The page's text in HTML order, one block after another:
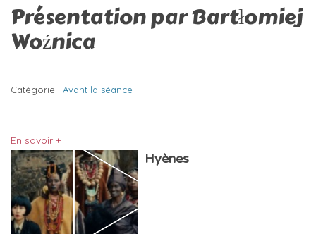
Présentation par Bartłomiej
Woźnica
Catégorie : Avant la séance
En savoir +
Hyènes